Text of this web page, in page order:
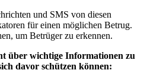
und SMS von diesen
für einen möglichen Betrug.
um Betrüger zu erkennen.
über wichtige Informationen zu
davor schützen können: